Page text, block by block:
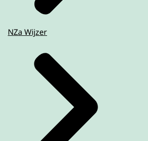
NZa Wijzer